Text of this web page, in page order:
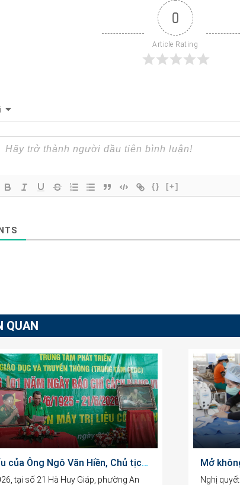
0
Article Rating
{} [+]
QUAN
Bài phát biểu của Ông Ngô Văn Hiền, Chủ tịch HĐQL, Chủ tịch HĐKH&GD tại Lễ Kỷ niệm 101 năm Ngày Báo chí Cách mạng Việt Nam
tại số 21 Hà Huy Giáp, phường An
Nghị